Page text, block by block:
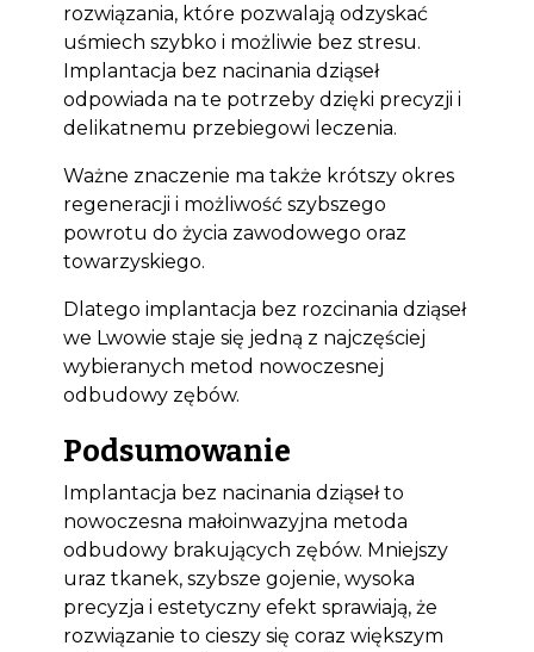
rozwiązania, które pozwalają odzyskać
uśmiech szybko i możliwie bez stresu.
Implantacja bez nacinania dziąseł
odpowiada na te potrzeby dzięki precyzji i
delikatnemu przebiegowi leczenia.
Ważne znaczenie ma także krótszy okres
regeneracji i możliwość szybszego
powrotu do życia zawodowego oraz
towarzyskiego.
Dlatego implantacja bez rozcinania dziąseł
we Lwowie staje się jedną z najczęściej
wybieranych metod nowoczesnej
odbudowy zębów.
Podsumowanie
Implantacja bez nacinania dziąseł to
nowoczesna małoinwazyjna metoda
odbudowy brakujących zębów. Mniejszy
uraz tkanek, szybsze gojenie, wysoka
precyzja i estetyczny efekt sprawiają, że
rozwiązanie to cieszy się coraz większym